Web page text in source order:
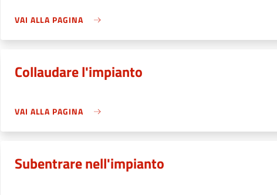
VAI ALLA PAGINA
Collaudare l'impianto
VAI ALLA PAGINA
Subentrare nell'impianto